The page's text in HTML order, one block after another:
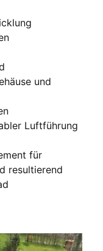
und
Luftführung
für
resultierend